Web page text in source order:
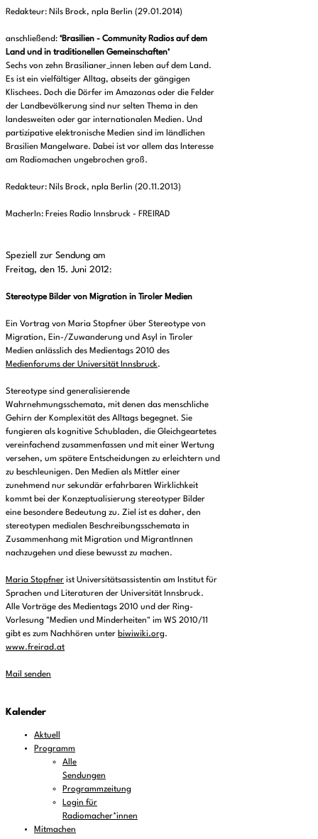
Redakteur: Nils Brock, npla Berlin (29.01.2014)
anschließend: ‘Brasilien - Community Radios auf dem
Land und in traditionellen Gemeinschaften‘
Sechs von zehn Brasilianer_innen leben auf dem Land.
Es ist ein vielfältiger Alltag, abseits der gängigen
Klischees. Doch die Dörfer im Amazonas oder die Felder
der Landbevölkerung sind nur selten Thema in den
landesweiten oder gar internationalen Medien. Und
partizipative elektronische Medien sind im ländlichen
Brasilien Mangelware. Dabei ist vor allem das Interesse
am Radiomachen ungebrochen groß.
Redakteur: Nils Brock, npla Berlin (20.11.2013)
MacherIn: Freies Radio Innsbruck - FREIRAD
Speziell zur Sendung am
Freitag, den 15. Juni 2012:
Stereotype Bilder von Migration in Tiroler Medien
Ein Vortrag von Maria Stopfner über Stereotype von
Migration, Ein-/Zuwanderung und Asyl in Tiroler
Medien anlässlich des Medientags 2010 des
Medienforums der Universität Innsbruck.
Stereotype sind generalisierende
Wahrnehmungsschemata, mit denen das menschliche
Gehirn der Komplexität des Alltags begegnet. Sie
fungieren als kognitive Schubladen, die Gleichgeartetes
vereinfachend zusammenfassen und mit einer Wertung
versehen, um spätere Entscheidungen zu erleichtern und
zu beschleunigen. Den Medien als Mittler einer
zunehmend nur sekundär erfahrbaren Wirklichkeit
kommt bei der Konzeptualisierung stereotyper Bilder
eine besondere Bedeutung zu. Ziel ist es daher, den
stereotypen medialen Beschreibungsschemata in
Zusammenhang mit Migration und MigrantInnen
nachzugehen und diese bewusst zu machen.
Maria Stopfner ist Universitätsassistentin am Institut für
Sprachen und Literaturen der Universität Innsbruck.
Alle Vorträge des Medientags 2010 und der Ring-
Vorlesung "Medien und Minderheiten" im WS 2010/11
gibt es zum Nachhören unter biwiwiki.org.
www.freirad.at
Mail senden
Kalender
Aktuell
Programm
Alle
Sendungen
Programmzeitung
Login für
Radiomacher*innen
Mitmachen